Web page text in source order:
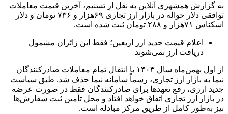
به گزارش همشهری آنلاین به نقل از تسنیم، آخرین قیمت معاملات
توافقی دلار حواله در بازار ارز تجاری ۶۹هزار و ۷۳۶ تومان و دلار
اسکناس ۷۱هزار و ۲۸۸ تومان ثبت شده است.
اعلام قیمت جدید ارز اربعین؛ فقط این زائران مشمول
دریافت ارز نمی‌شوند
از اول بهمن‌ماه سال ۱۴۰۳ با انتقال تمام معاملات صادرکنندگان
نیما به بازار ارز تجاری، رسماً سامانه نیما حذف شد. طبق سیاست
جدید ارزی، رفع تعهدها برای صادرکنندگان فقط در صورت عرضه
در بازار ارز تجاری اتفاق خواهد افتاد و محل تأمین ثبت سفارش‌ها
نیز به‌طور کامل از طریق مرکز مبادله است.